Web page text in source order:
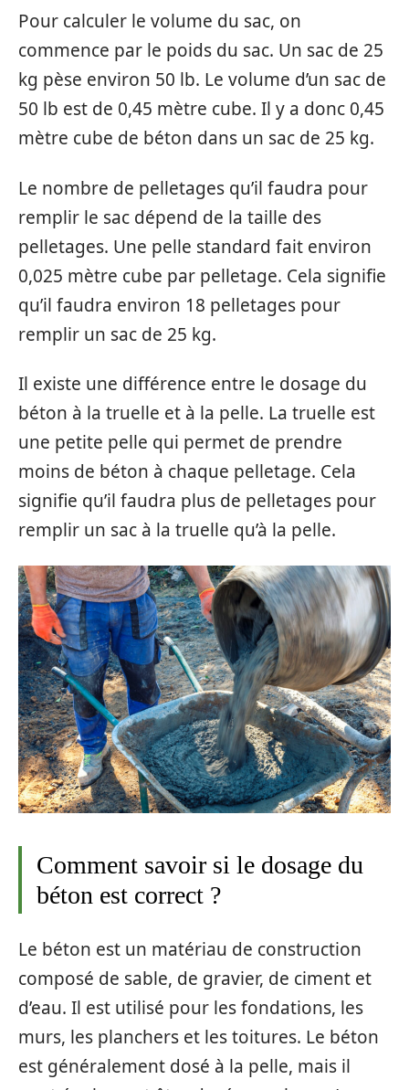
Pour calculer le volume du sac, on
commence par le poids du sac. Un sac de 25
kg pèse environ 50 lb. Le volume d’un sac de
50 lb est de 0,45 mètre cube. Il y a donc 0,45
mètre cube de béton dans un sac de 25 kg.
Le nombre de pelletages qu’il faudra pour
remplir le sac dépend de la taille des
pelletages. Une pelle standard fait environ
0,025 mètre cube par pelletage. Cela signifie
qu’il faudra environ 18 pelletages pour
remplir un sac de 25 kg.
Il existe une différence entre le dosage du
béton à la truelle et à la pelle. La truelle est
une petite pelle qui permet de prendre
moins de béton à chaque pelletage. Cela
signifie qu’il faudra plus de pelletages pour
remplir un sac à la truelle qu’à la pelle.
Comment savoir si le dosage du
béton est correct ?
Le béton est un matériau de construction
composé de sable, de gravier, de ciment et
d’eau. Il est utilisé pour les fondations, les
murs, les planchers et les toitures. Le béton
est généralement dosé à la pelle, mais il